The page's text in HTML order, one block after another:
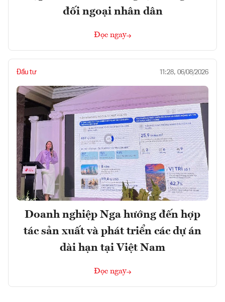
đối ngoại nhân dân
Đọc ngay
Đầu tư 11:28, 06/08/2026
Doanh nghiệp Nga hướng đến hợp
tác sản xuất và phát triển các dự án
dài hạn tại Việt Nam
Đọc ngay